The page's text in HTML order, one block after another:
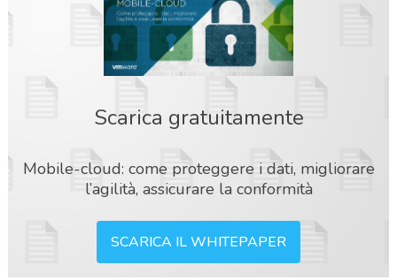
Scarica gratuitamente
Mobile-cloud: come proteggere i dati, migliorare
l’agilità, assicurare la conformità
SCARICA IL WHITEPAPER